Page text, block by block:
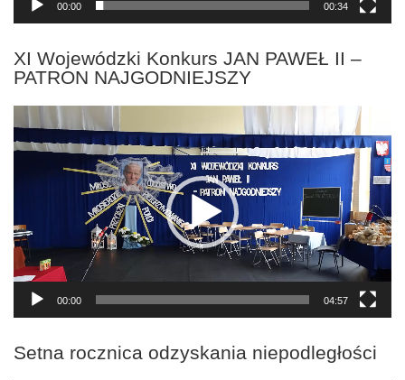
00:00 00:34
XI Wojewódzki Konkurs JAN PAWEŁ II –
PATRON NAJGODNIEJSZY
Odtwarzacz
video
00:00 04:57
Setna rocznica odzyskania niepodległości